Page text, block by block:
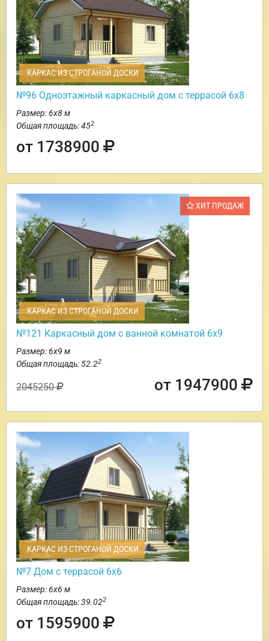
КАРКАС ИЗ СТРОГАНОЙ ДОСКИ
№96 Одноэтажный каркасный дом с террасой 6х8
Размер: 6х8 м
Общая площадь: 452
от 1738900
ХИТ ПРОДАЖ
КАРКАС ИЗ СТРОГАНОЙ ДОСКИ
№121 Каркасный дом с ванной комнатой 6х9
Размер: 6х9 м
Общая площадь: 52.22
2045250 от 1947900
КАРКАС ИЗ СТРОГАНОЙ ДОСКИ
№7 Дом с террасой 6х6
Размер: 6х6 м
Общая площадь: 39.022
от 1595900